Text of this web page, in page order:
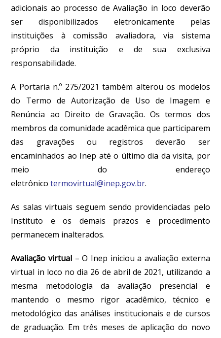
adicionais ao processo de Avaliação in loco deverão
ser disponibilizados eletronicamente pelas
instituições à comissão avaliadora, via sistema
próprio da instituição e de sua exclusiva
responsabilidade.
A Portaria n.º 275/2021 também alterou os modelos
do Termo de Autorização de Uso de Imagem e
Renúncia ao Direito de Gravação. Os termos dos
membros da comunidade acadêmica que participarem
das gravações ou registros deverão ser
encaminhados ao Inep até o último dia da visita, por
meio do endereço
eletrônicotermovirtual@inep.gov.br.
As salas virtuais seguem sendo providenciadas pelo
Instituto e os demais prazos e procedimento
permanecem inalterados.
Avaliação virtual – O Inep iniciou a avaliação externa
virtual in loco no dia 26 de abril de 2021, utilizando a
mesma metodologia da avaliação presencial e
mantendo o mesmo rigor acadêmico, técnico e
metodológico das análises institucionais e de cursos
de graduação. Em três meses de aplicação do novo